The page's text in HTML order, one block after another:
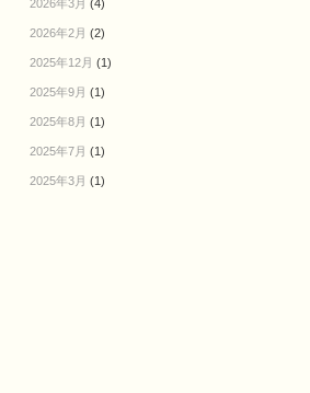
2026年3月 (4)
2026年2月 (2)
2025年12月 (1)
2025年9月 (1)
2025年8月 (1)
2025年7月 (1)
2025年3月 (1)